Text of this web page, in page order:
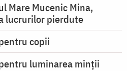
Mare Mucenic Mina,
lucrurilor pierdute
copii
luminarea minţii